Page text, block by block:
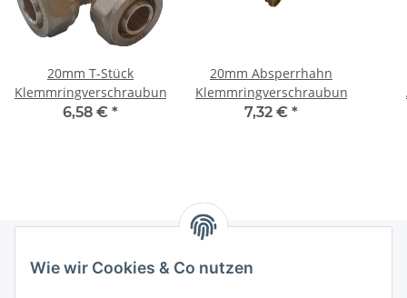
Wie wir Cookies & Co nutzen
20mm T-Stück
Klemmringverschraubung
6,58 € *
20mm Absperrhahn
Klemmringverschraubung
7,32 € *